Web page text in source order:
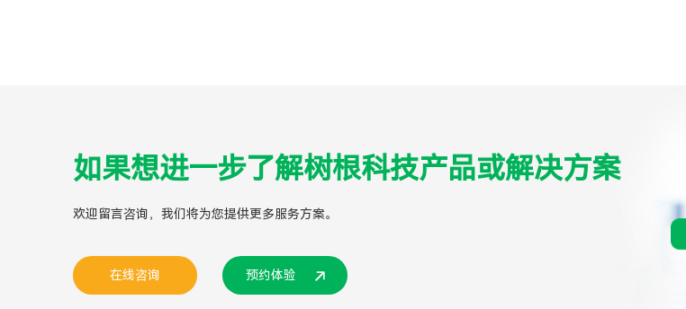
如果想进一步了解树根科技产品或解决方案
欢迎留言咨询，我们将为您提供更多服务方案。
在线咨询 预约体验